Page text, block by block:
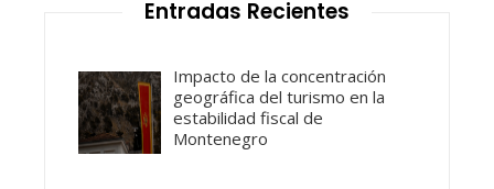
Entradas Recientes
Impacto de la concentración
geográfica del turismo en la
estabilidad fiscal de
Montenegro